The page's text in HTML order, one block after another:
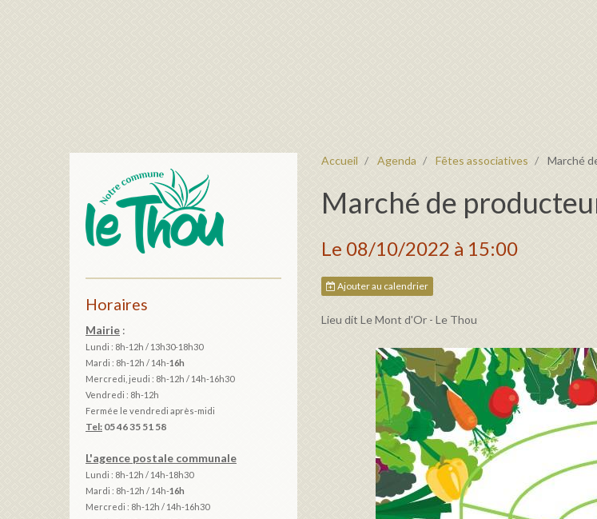
Accueil Agenda Fêtes associatives Marché
Marché de
Le 08/10/2022 à 15:00
Ajouter au calendrier
Lieu dit Le Mont d'Or - Le Thou
Horaires
Mairie :
Lundi : 8h-12h / 13h30-18h30
Mardi : 8h-12h / 14h-16h
Mercredi, jeudi : 8h-12h / 14h-16h30
Vendredi : 8h-12h
Fermée le vendredi après-midi
Tel: 05 46 35 51 58
L'agence postale communale
Lundi : 8h-12h / 14h-18h30
Mardi : 8h-12h / 14h-16h
Mercredi : 8h-12h / 14h-16h30